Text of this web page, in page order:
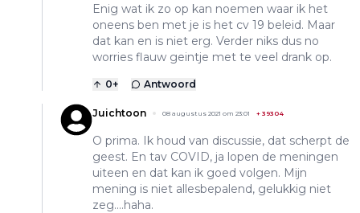
Enig wat ik zo op kan noemen waar ik het
oneens ben met je is het cv 19 beleid. Maar
dat kan en is niet erg. Verder niks dus no
worries flauw geintje met te veel drank op.
0+ Antwoord
Juichtoon 08 augustus 2021 om 23:01 + 39304
O prima. Ik houd van discussie, dat scherpt de
geest. En tav COVID, ja lopen de meningen
uiteen en dat kan ik goed volgen. Mijn
mening is niet allesbepalend, gelukkig niet
zeg....haha.